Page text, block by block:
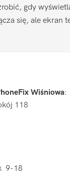
gdy
się, ale ekran
Wiśniowa:
118
9-18